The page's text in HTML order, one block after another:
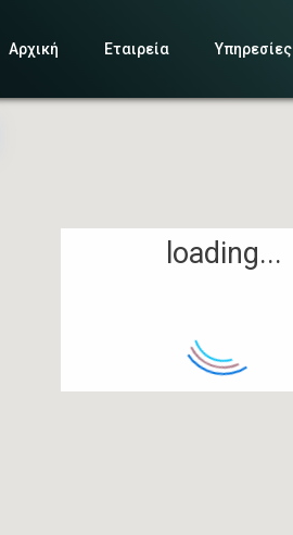
Αρχική Εταιρεία Υπηρεσίες
loading...